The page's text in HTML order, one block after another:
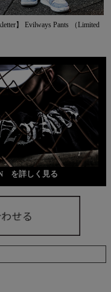
】 Evilways Pants （Limited
を詳しく見る